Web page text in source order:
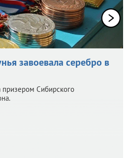
завоевала серебро в
призером Сибирского